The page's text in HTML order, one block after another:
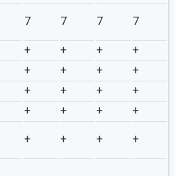
7 7 7 7
+ + +
+
+ + +
+
+ + +
+
+ + +
+
+ + + +